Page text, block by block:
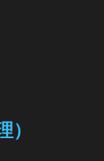
）